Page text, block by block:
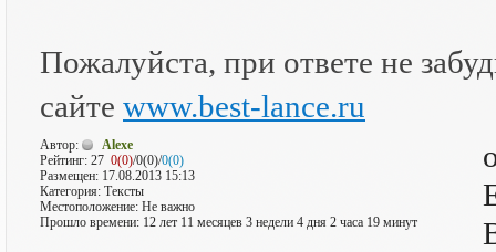
Пожалуйста, при ответе не
сайте www.best-lance.ru
Автор:
Alexe
Рейтинг: 27 0(0)/0(0)/0(0)
Размещен: 17.08.2013 15:13
Категория: Тексты
Местоположение: Не важно
Прошло времени: 12 лет 11 месяцев 3 недели 4 дня 2 часа 19 минут